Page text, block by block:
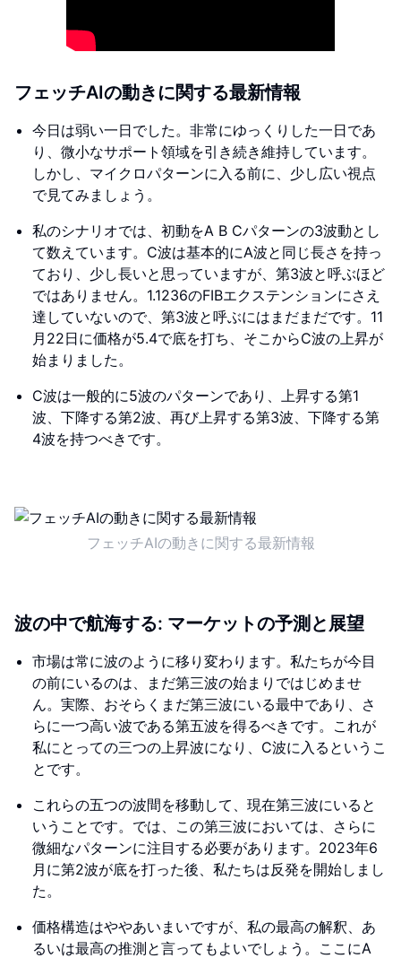
フェッチAIの動きに関する最新情報
今日は弱い一日でした。非常にゆっくりした一日であ
り、微小なサポート領域を引き続き維持しています。
しかし、マイクロパターンに入る前に、少し広い視点
で見てみましょう。
私のシナリオでは、初動をA B Cパターンの3波動とし
て数えています。C波は基本的にA波と同じ長さを持っ
ており、少し長いと思っていますが、第3波と呼ぶほど
ではありません。1.1236のFIBエクステンションにさえ
達していないので、第3波と呼ぶにはまだまだです。11
月22日に価格が5.4で底を打ち、そこからC波の上昇が
始まりました。
C波は一般的に5波のパターンであり、上昇する第1
波、下降する第2波、再び上昇する第3波、下降する第
4波を持つべきです。
フェッチAIの動きに関する最新情報
波の中で航海する: マーケットの予測と展望
市場は常に波のように移り変わります。私たちが今目
の前にいるのは、まだ第三波の始まりではじめませ
ん。実際、おそらくまだ第三波にいる最中であり、さ
らに一つ高い波である第五波を得るべきです。これが
私にとっての三つの上昇波になり、C波に入るというこ
とです。
これらの五つの波間を移動して、現在第三波にいると
いうことです。では、この第三波においては、さらに
微細なパターンに注目する必要があります。2023年6
月に第2波が底を打った後、私たちは反発を開始しまし
た。
価格構造はややあいまいですが、私の最高の解釈、あ
るいは最高の推測と言ってもよいでしょう。ここにA